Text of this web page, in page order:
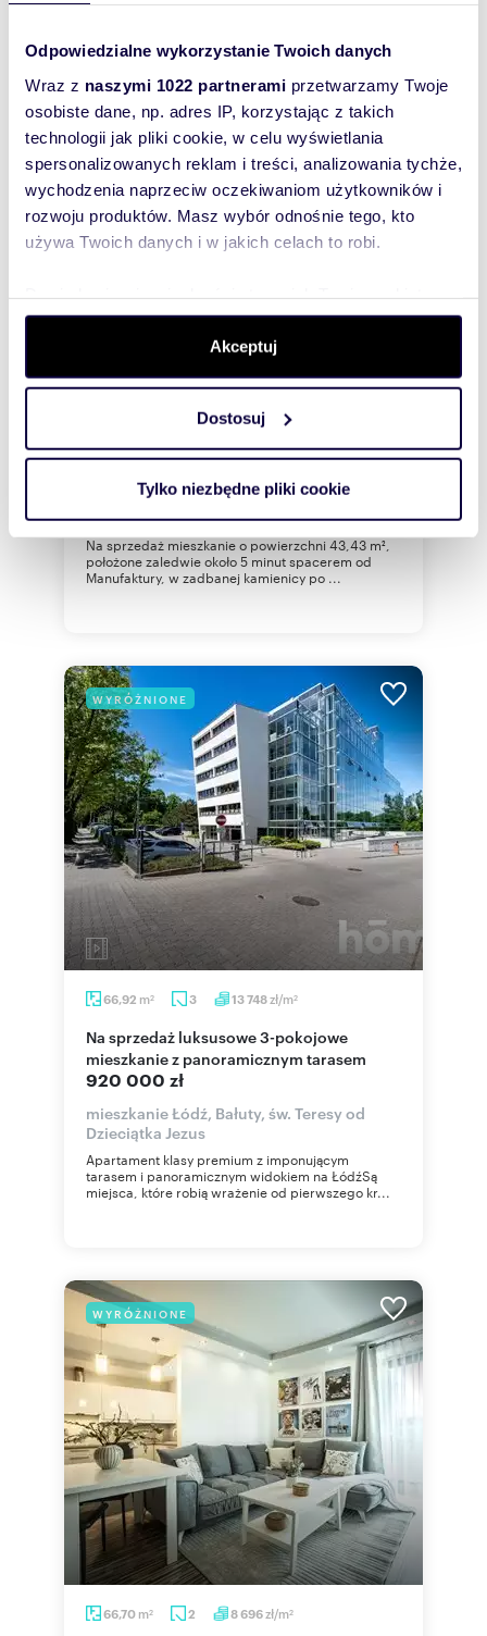
Odpowiedzialne wykorzystanie Twoich danych
Wraz z naszymi 1022 partnerami przetwarzamy Twoje
osobiste dane, np. adres IP, korzystając z takich
technologii jak pliki cookie, w celu wyświetlania
spersonalizowanych reklam i treści, analizowania tychże,
wychodzenia naprzeciw oczekiwaniom użytkowników i
rozwoju produktów. Masz wybór odnośnie tego, kto
używa Twoich danych i w jakich celach to robi.
dane są przetwarzane oraz ustaw własne preferencje w
. W Deklaracji plików cookie możesz
zmienić lub wycofać swoją zgodę w dowolnej chwili.
Wykorzystujemy pliki cookie do spersonalizowania treści
i reklam, aby oferować funkcje społecznościowe i
korzystasz z naszej witryny, udostępniamy partnerom
Partnerzy mogą połączyć te informacje z innymi danymi
otrzymanymi od Ciebie lub uzyskanymi podczas
Akceptuj
Dostosuj
Tylko niezbędne pliki cookie
Wielkopolska
Podobne oferty w tej lokalizacji
WYRÓŻNIONE
43,43m 1 6 102zł/m
wysokimi sufitami w Łodzi
265 000 zł
mieszkanie Łódź, Bałuty, Rybna
Na sprzedaż mieszkanie o powierzchni 43,43 m²,
położone zaledwie około 5 minut spacerem od
Manufaktury, w zadbanej kamienicy po ...
WYRÓŻNIONE
66,92 m2 3 13 748zł/m2
Na sprzedaż luksusowe 3-pokojowe
mieszkanie z panoramicznym tarasem
920 000 zł
mieszkanie Łódź, Bałuty, św. Teresy od
Dzieciątka Jezus
Apartament klasy premium z imponującym
tarasem i panoramicznym widokiem na ŁódźSą
miejsca, które robią wrażenie od pierwszego kr...
WYRÓŻNIONE
66,70 m2 2 8 696zł/m2